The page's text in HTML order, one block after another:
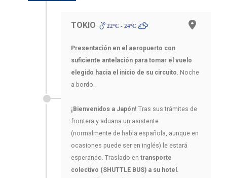
TOKIO 22ºC - 24ºC
Presentación en el aeropuerto con
suficiente antelación para tomar el vuelo
elegido hacia el inicio de su circuito. Noche
a bordo.
¡Bienvenidos a Japón! Tras sus trámites de
frontera y aduana un asistente
(normalmente de habla española, aunque en
ocasiones puede ser en inglés) le estará
esperando. Traslado en transporte
colectivo (SHUTTLE BUS) a su hotel.